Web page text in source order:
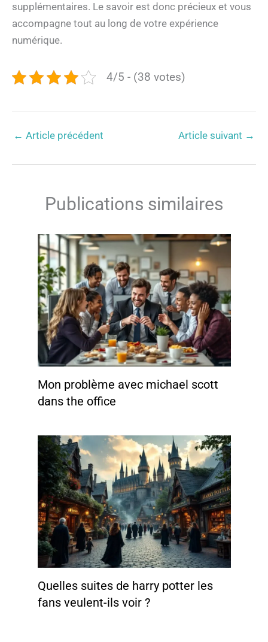
supplémentaires. Le savoir est donc précieux et vous
accompagne tout au long de votre expérience
numérique.
4/5 - (38 votes)
← Article précédent Article suivant →
Publications similaires
Mon problème avec michael scott
dans the office
Quelles suites de harry potter les
fans veulent-ils voir ?